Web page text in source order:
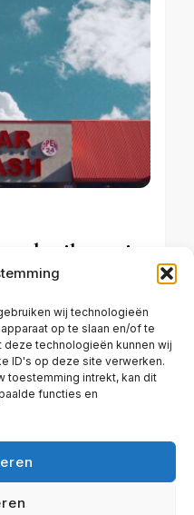
wij technologieën
op te slaan en/of te
technologieën kunnen wij
ID's op deze site verwerken.
toestemming intrekt, kan dit
functies en
zo zit
huishouden
(EU)